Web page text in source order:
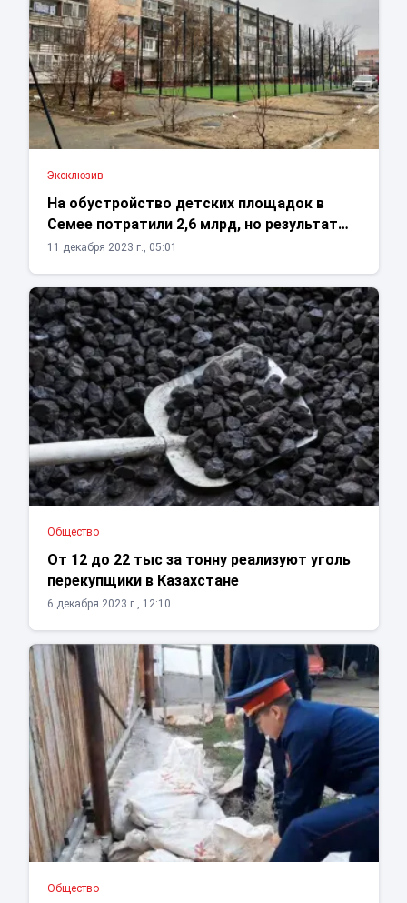
Эксклюзив
На обустройство детских площадок в
Семее потратили 2,6 млрд, но результат…
11 декабря 2023 г., 05:01
Общество
От 12 до 22 тыс за тонну реализуют уголь
перекупщики в Казахстане
6 декабря 2023 г., 12:10
Общество